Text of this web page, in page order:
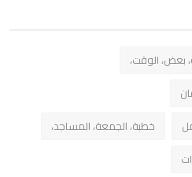
بعض، الوقت،
خطبة، الجمعة، المساجد،